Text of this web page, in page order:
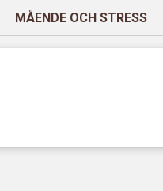
MÅENDE OCH STRESS